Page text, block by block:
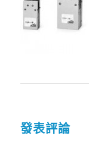
發表評論